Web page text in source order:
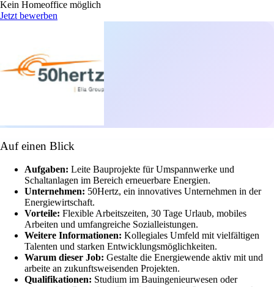
Kein Homeoffice möglich
Jetzt bewerben
Auf einen Blick
Aufgaben: Leite Bauprojekte für Umspannwerke und
Schaltanlagen im Bereich erneuerbare Energien.
Unternehmen: 50Hertz, ein innovatives Unternehmen in der
Energiewirtschaft.
Vorteile: Flexible Arbeitszeiten, 30 Tage Urlaub, mobiles
Arbeiten und umfangreiche Sozialleistungen.
Weitere Informationen: Kollegiales Umfeld mit vielfältigen
Talenten und starken Entwicklungsmöglichkeiten.
Warum dieser Job: Gestalte die Energiewende aktiv mit und
arbeite an zukunftsweisenden Projekten.
Qualifikationen: Studium im Bauingenieurwesen oder